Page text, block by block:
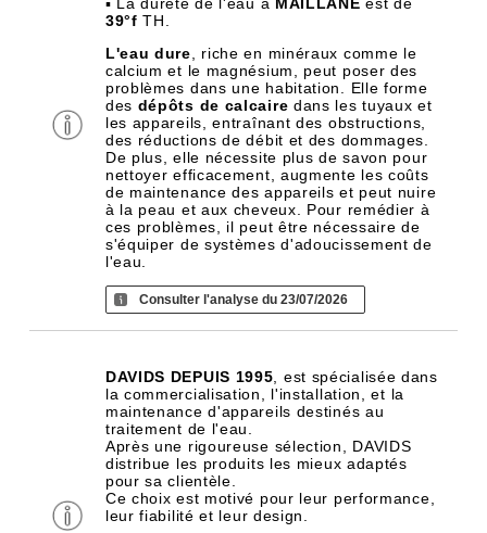
39°f TH.
L'eau dure , riche en minéraux comme le
calcium et le magnésium, peut poser des
problèmes dans une habitation. Elle forme
des dépôts de calcaire dans les tuyaux et
les appareils, entraînant des obstructions,
des réductions de débit et des dommages.
De plus, elle nécessite plus de savon pour
nettoyer efficacement, augmente les coûts
de maintenance des appareils et peut nuire
à la peau et aux cheveux. Pour remédier à
ces problèmes, il peut être nécessaire de
s'équiper de systèmes d'adoucissement de
l'eau.
Consulter l'analyse du 23/07/2026
DAVIDS DEPUIS 1995 , est spécialisée dans
la commercialisation, l'installation, et la
maintenance d'appareils destinés au
traitement de l'eau.
Après une rigoureuse sélection, DAVIDS
distribue les produits les mieux adaptés
pour sa clientèle.
Ce choix est motivé pour leur performance,
leur fiabilité et leur design.